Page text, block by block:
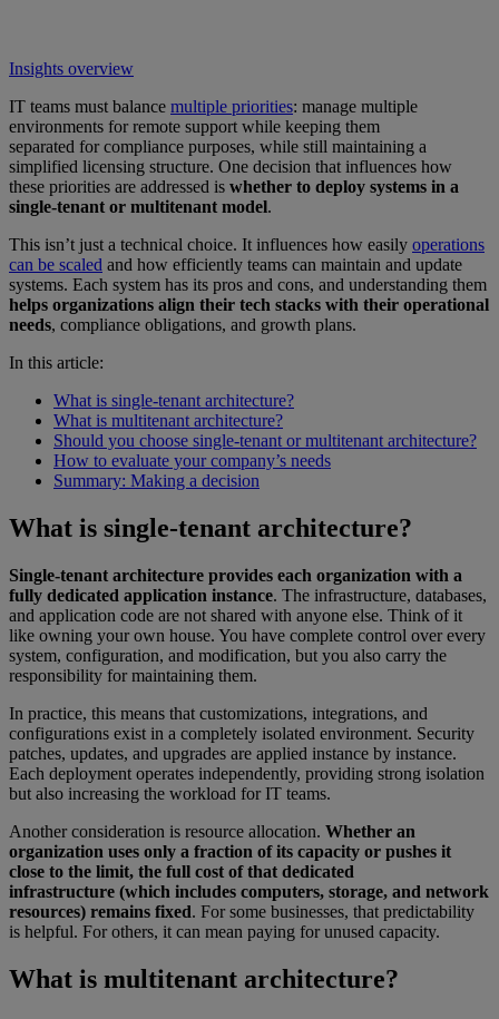
Insights overview
IT teams must balance multiple priorities: manage multiple
environments for remote support while keeping them
separated for compliance purposes, while still maintaining a
simplified licensing structure. One decision that influences how
these priorities are addressed is whether to deploy systems in a
single-tenant or multitenant model.
This isn’t just a technical choice. It influences how easily operations
can be scaled and how efficiently teams can maintain and update
systems. Each system has its pros and cons, and understanding them
helps organizations align their tech stacks with their operational
needs, compliance obligations, and growth plans.
In this article:
What is single-tenant architecture?
What is multitenant architecture?
Should you choose single-tenant or multitenant architecture?
How to evaluate your company’s needs
Summary: Making a decision
What is single-tenant architecture?
Single-tenant architecture provides each organization with a
fully dedicated application instance. The infrastructure, databases,
and application code are not shared with anyone else. Think of it
like owning your own house. You have complete control over every
system, configuration, and modification, but you also carry the
responsibility for maintaining them.
In practice, this means that customizations, integrations, and
configurations exist in a completely isolated environment. Security
patches, updates, and upgrades are applied instance by instance.
Each deployment operates independently, providing strong isolation
but also increasing the workload for IT teams.
Another consideration is resource allocation. Whether an
organization uses only a fraction of its capacity or pushes it
close to the limit, the full cost of that dedicated
infrastructure (which includes computers, storage, and network
resources) remains fixed. For some businesses, that predictability
is helpful. For others, it can mean paying for unused capacity.
What is multitenant architecture?